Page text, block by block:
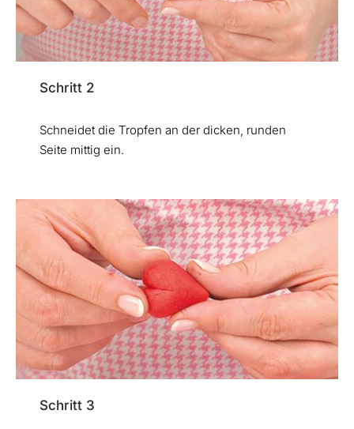
Schritt 2
Schneidet die Tropfen an der dicken, runden
Seite mittig ein.
Schritt 3